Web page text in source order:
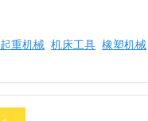
起重机械 机床工具 橡塑机械